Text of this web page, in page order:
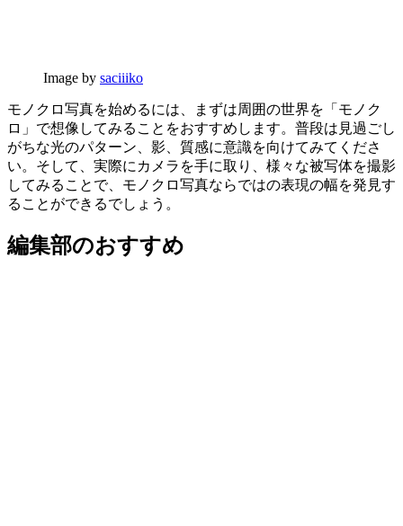
Image by saciiiko
モノクロ写真を始めるには、まずは周囲の世界を「モノク
ロ」で想像してみることをおすすめします。普段は見過ごし
がちな光のパターン、影、質感に意識を向けてみてくださ
い。そして、実際にカメラを手に取り、様々な被写体を撮影
してみることで、モノクロ写真ならではの表現の幅を発見す
ることができるでしょう。
編集部のおすすめ